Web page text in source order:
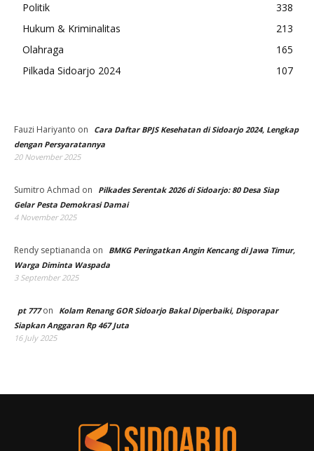
Politik
338
Hukum & Kriminalitas
213
Olahraga
165
Pilkada Sidoarjo 2024
107
Fauzi Hariyanto on
Cara Daftar BPJS Kesehatan di Sidoarjo 2024, Lengkap
dengan Persyaratannya
20 November 2025
Sumitro Achmad on
Pilkades Serentak 2026 di Sidoarjo: 80 Desa Siap
Gelar Pesta Demokrasi Damai
4 November 2025
Rendy septiananda on
BMKG Peringatkan Angin Kencang di Jawa Timur,
Warga Diminta Waspada
3 September 2025
pt 777on
Kolam Renang GOR Sidoarjo Bakal Diperbaiki, Disporapar
Siapkan Anggaran Rp 467 Juta
16 July 2025